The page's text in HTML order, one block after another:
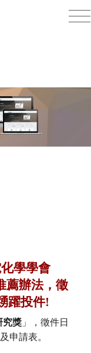
學學會
薦辦法，徵
躍投件!
究獎 」，徵件日
申請表。